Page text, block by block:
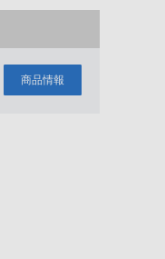
商品情報